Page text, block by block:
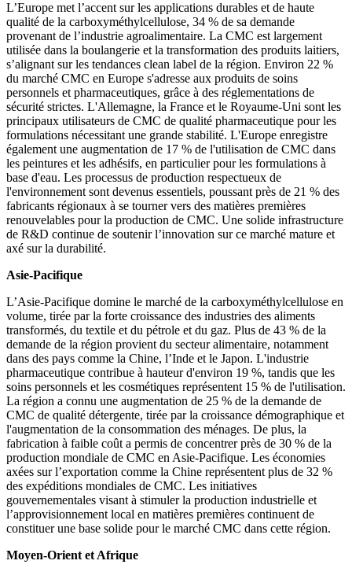
L’Europe met l’accent sur les applications durables et de haute
qualité de la carboxyméthylcellulose, 34 % de sa demande
provenant de l’industrie agroalimentaire. La CMC est largement
utilisée dans la boulangerie et la transformation des produits laitiers,
s’alignant sur les tendances clean label de la région. Environ 22 %
du marché CMC en Europe s'adresse aux produits de soins
personnels et pharmaceutiques, grâce à des réglementations de
sécurité strictes. L'Allemagne, la France et le Royaume-Uni sont les
principaux utilisateurs de CMC de qualité pharmaceutique pour les
formulations nécessitant une grande stabilité. L'Europe enregistre
également une augmentation de 17 % de l'utilisation de CMC dans
les peintures et les adhésifs, en particulier pour les formulations à
base d'eau. Les processus de production respectueux de
l'environnement sont devenus essentiels, poussant près de 21 % des
fabricants régionaux à se tourner vers des matières premières
renouvelables pour la production de CMC. Une solide infrastructure
de R&D continue de soutenir l’innovation sur ce marché mature et
axé sur la durabilité.
Asie-Pacifique
L’Asie-Pacifique domine le marché de la carboxyméthylcellulose en
volume, tirée par la forte croissance des industries des aliments
transformés, du textile et du pétrole et du gaz. Plus de 43 % de la
demande de la région provient du secteur alimentaire, notamment
dans des pays comme la Chine, l’Inde et le Japon. L'industrie
pharmaceutique contribue à hauteur d'environ 19 %, tandis que les
soins personnels et les cosmétiques représentent 15 % de l'utilisation.
La région a connu une augmentation de 25 % de la demande de
CMC de qualité détergente, tirée par la croissance démographique et
l'augmentation de la consommation des ménages. De plus, la
fabrication à faible coût a permis de concentrer près de 30 % de la
production mondiale de CMC en Asie-Pacifique. Les économies
axées sur l’exportation comme la Chine représentent plus de 32 %
des expéditions mondiales de CMC. Les initiatives
gouvernementales visant à stimuler la production industrielle et
l’approvisionnement local en matières premières continuent de
constituer une base solide pour le marché CMC dans cette région.
Moyen-Orient et Afrique